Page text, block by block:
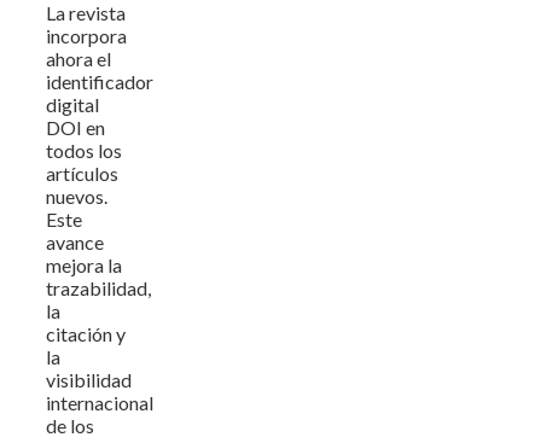
La revista
incorpora
ahora el
identificador
digital
DOI en
todos los
artículos
nuevos.
Este
avance
mejora la
trazabilidad,
la
citación y
la
visibilidad
internacional
de los